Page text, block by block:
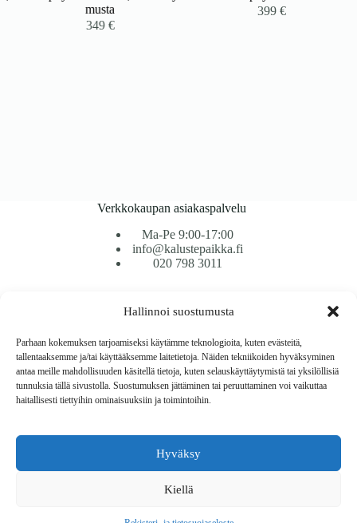
Hallinnoi suostumusta
Parhaan kokemuksen tarjoamiseksi käytämme teknologioita, kuten evästeitä,
tallentaaksemme ja/tai käyttääksemme laitetietoja. Näiden tekniikoiden hyväksyminen
antaa meille mahdollisuuden käsitellä tietoja, kuten selauskäyttäytymistä tai yksilöllisiä
tunnuksia tällä sivustolla. Suostumuksen jättäminen tai peruuttaminen voi vaikuttaa
haitallisesti tiettyihin ominaisuuksiin ja toimintoihin.
Hyväksy
Kiellä
musta
349€
399€
Verkkokaupan asiakaspalvelu
Ma-Pe 9:00-17:00
info@kalustepaikka.fi
020 798 3011
Maksutavat
Vaihto ja palautus
Reklamaatiot
Tietoa
Copyright © 2026 Kalustepaikka